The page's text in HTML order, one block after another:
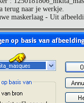
terug naar je werkje.
maskerlaag - Uit